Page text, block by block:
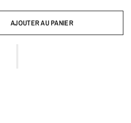
AJOUTER AU PANIER